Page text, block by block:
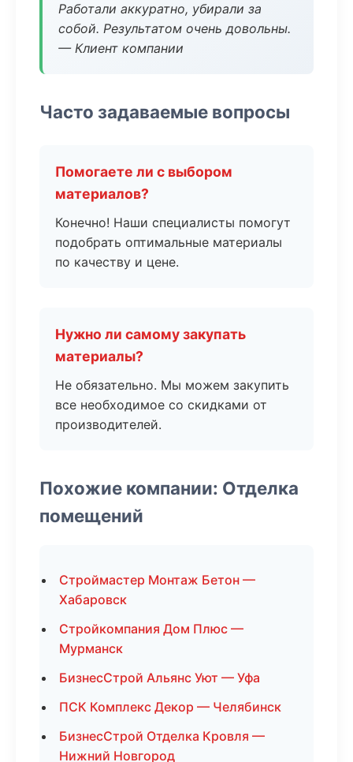
Работали аккуратно, убирали за
собой. Результатом очень довольны.
— Клиент компании
Часто задаваемые вопросы
Помогаете ли с выбором
материалов?
Конечно! Наши специалисты помогут
подобрать оптимальные материалы
по качеству и цене.
Нужно ли самому закупать
материалы?
Не обязательно. Мы можем закупить
все необходимое со скидками от
производителей.
Похожие компании: Отделка
помещений
Строймастер Монтаж Бетон —
Хабаровск
Стройкомпания Дом Плюс —
Мурманск
БизнесСтрой Альянс Уют — Уфа
ПСК Комплекс Декор — Челябинск
БизнесСтрой Отделка Кровля —
Нижний Новгород